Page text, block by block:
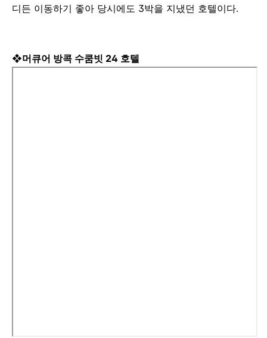
디든 이동하기 좋아 당시에도 3박을 지냈던 호텔이다.
❖머큐어 방콕 수쿰빗 24 호텔